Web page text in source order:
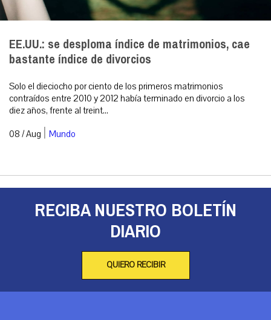
EE.UU.: se desploma índice de matrimonios, cae
bastante índice de divorcios
Solo el dieciocho por ciento de los primeros matrimonios
contraídos entre 2010 y 2012 había terminado en divorcio a los
diez años, frente al treint...
08 / Aug | Mundo
RECIBA NUESTRO BOLETÍN
DIARIO
QUIERO RECIBIR